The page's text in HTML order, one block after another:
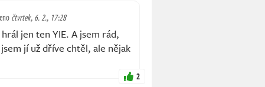
čtvrtek, 6. 2., 17:28
jen ten YIE. A jsem rád,
jí už dříve chtěl, ale nějak
2